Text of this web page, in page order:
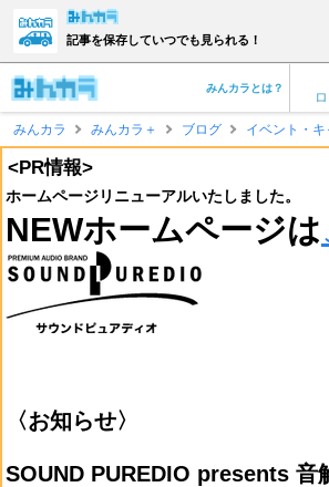
記事を保存していつでも見られる！
みんカラとは？
みんカラ みんカラ＋ ブログ イベント・
<PR情報>
ホームページリニューアルいたしました。
NEWホームページは
〈お知らせ〉
SOUND PUREDIO presents 音